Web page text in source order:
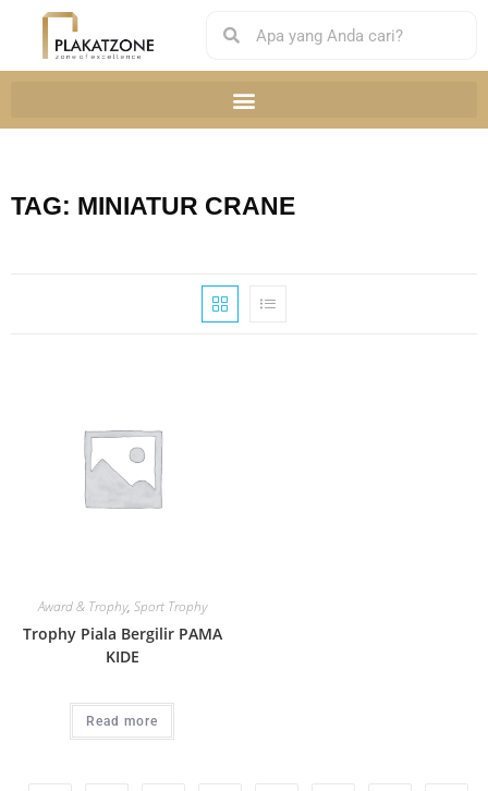
TAG: MINIATUR CRANE
Award & Trophy, Sport Trophy
Trophy Piala Bergilir PAMA
KIDE
Read more